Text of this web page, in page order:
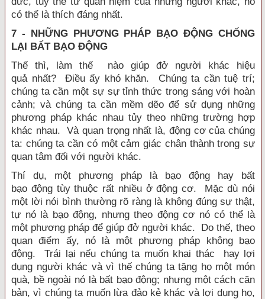
có thể là thích đáng nhất.
7 - NHỮNG PHƯƠNG PHÁP BẠO ĐỘNG CHỐNG
LẠI BẤT BẠO ĐỘNG
Thế thì, làm thế nào giúp đở người khác hiệu
quả nhất? Điều ấy khó khăn. Chúng ta cần tuệ trí;
chúng ta cần một sự sự tỉnh thức trong sáng với hoàn
cảnh; và chúng ta cần mềm dẽo để sử dụng những
phương pháp khác nhau tủy theo những trường hợp
khác nhau. Và quan trọng nhất là, động cơ của chúng
ta: chúng ta cần có một cảm giác chân thành trong sự
quan tâm đối với người khác.
Thí dụ, một phương pháp là bạo động hay bất
bạo động tùy thuộc rất nhiều ở động cơ. Mặc dù nói
một lời nói bình thường rõ ràng là không đúng sự thật,
tự nó là bạo động, nhưng theo động cơ nó có thể là
một phương pháp để giúp đở người khác. Do thế, theo
quan điểm ấy, nó là một phương pháp không bạo
động. Trái lại nếu chúng ta muốn khai thác hay lợi
dụng người khác và vì thế chúng ta tặng họ một món
quà, bề ngoài nó là bất bạo động; nhưng một cách căn
bản, vì chúng ta muốn lừa đảo kẻ khác và lợi dụng họ,